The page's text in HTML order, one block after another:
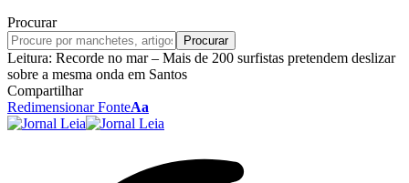
Procurar
Leitura: Recorde no mar – Mais de 200 surfistas pretendem deslizar
sobre a mesma onda em Santos
Compartilhar
Redimensionar FonteAa